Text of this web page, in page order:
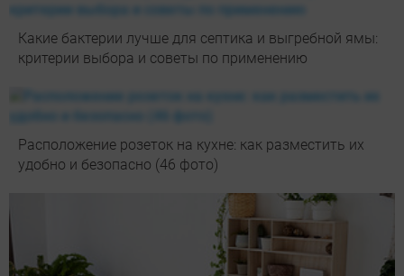
Какие бактерии лучше для септика и выгребной ямы:
критерии выбора и советы по применению
Расположение розеток на кухне: как разместить их
удобно и безопасно (46 фото)